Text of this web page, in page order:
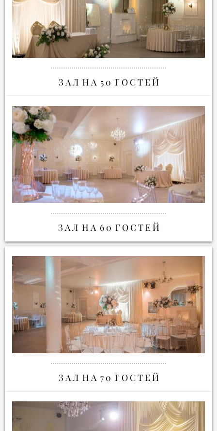
З А Л Н А 5 0 Г О С Т Е Й
З А Л Н А 6 0 Г О С Т Е Й
З А Л Н А 7 0 Г О С Т Е Й